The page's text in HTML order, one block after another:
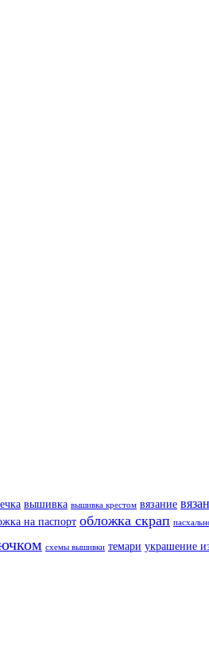
вышивка вышивка крестом вязание
на паспорт обложка скрап
схемы вышивки темари украшение